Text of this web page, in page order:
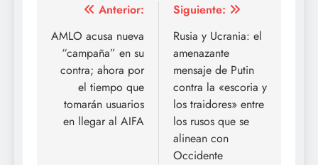
Navegación
de
entradas
Anterior:
AMLO acusa nueva
“campaña” en su
contra; ahora por
el tiempo que
tomarán usuarios
en llegar al AIFA
Siguiente:
Rusia y Ucrania: el
amenazante
mensaje de Putin
contra la «escoria y
los traidores» entre
los rusos que se
alinean con
Occidente